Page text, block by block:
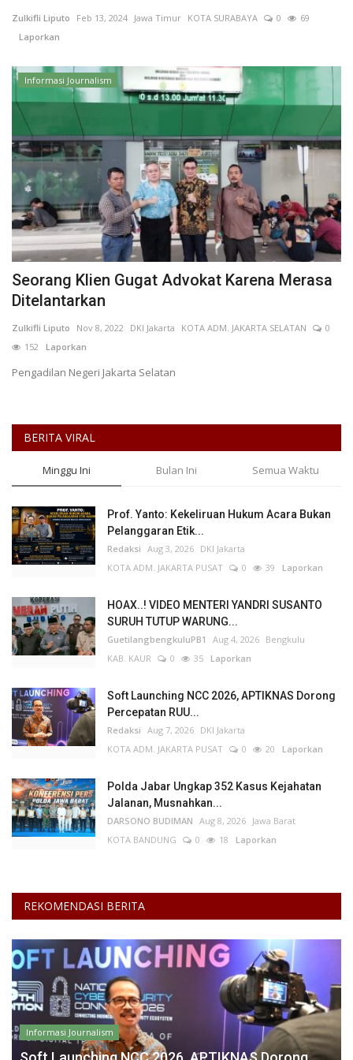
Keamanan
Kejahatan
Cybers Event
UMKM & Ekonomi Kreatif
Pekerja Migran Indonesia
Ekonomi
Pendidikan
Informasi Journalism
Olahraga
Layanan Publik
Perempuan/Anak
Zulkifli Liputo Feb 13, 2024 Jawa Timur KOTA SURABAYA 0
69
Laporkan
Informasi Journalism
Seorang Klien Gugat Advokat Karena Merasa
Ditelantarkan
Zulkifli Liputo Nov 8, 2022 DKI Jakarta KOTA ADM. JAKARTA SELATAN
0
152 Laporkan
Pengadilan Negeri Jakarta Selatan
BERITA VIRAL
Minggu Ini Bulan Ini Semua Waktu
Prof. Yanto: Kekeliruan Hukum Acara Bukan
Pelanggaran Etik...
Redaksi Aug 3, 2026 DKI Jakarta
KOTA ADM. JAKARTA PUSAT
0 39 Laporkan
HOAX..! VIDEO MENTERI YANDRI SUSANTO
SURUH TUTUP WARUNG...
GuetilangbengkuluPB1 Aug 4, 2026 Bengkulu
KAB. KAUR
0 35 Laporkan
Soft Launching NCC 2026, APTIKNAS Dorong
Percepatan RUU...
Redaksi Aug 7, 2026 DKI Jakarta
KOTA ADM. JAKARTA PUSAT
0 20 Laporkan
Polda Jabar Ungkap 352 Kasus Kejahatan
Jalanan, Musnahkan...
DARSONO BUDIMAN Aug 8, 2026 Jawa Barat
KOTA BANDUNG
0 18 Laporkan
REKOMENDASI BERITA
Informasi Journalism